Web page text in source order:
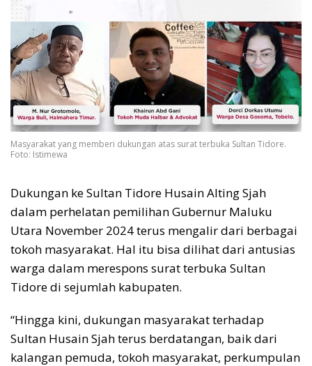
Masyarakat yang memberi dukungan atas surat terbuka Sultan Tidore.
Foto: Istimewa
Dukungan ke Sultan Tidore Husain Alting Sjah
dalam perhelatan pemilihan Gubernur Maluku
Utara November 2024 terus mengalir dari berbagai
tokoh masyarakat. Hal itu bisa dilihat dari antusias
warga dalam merespons surat terbuka Sultan
Tidore di sejumlah kabupaten.
“Hingga kini, dukungan masyarakat terhadap
Sultan Husain Sjah terus berdatangan, baik dari
kalangan pemuda, tokoh masyarakat, perkumpulan